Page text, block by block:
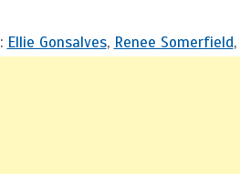
Ellie Gonsalves, Renee Somerfield,